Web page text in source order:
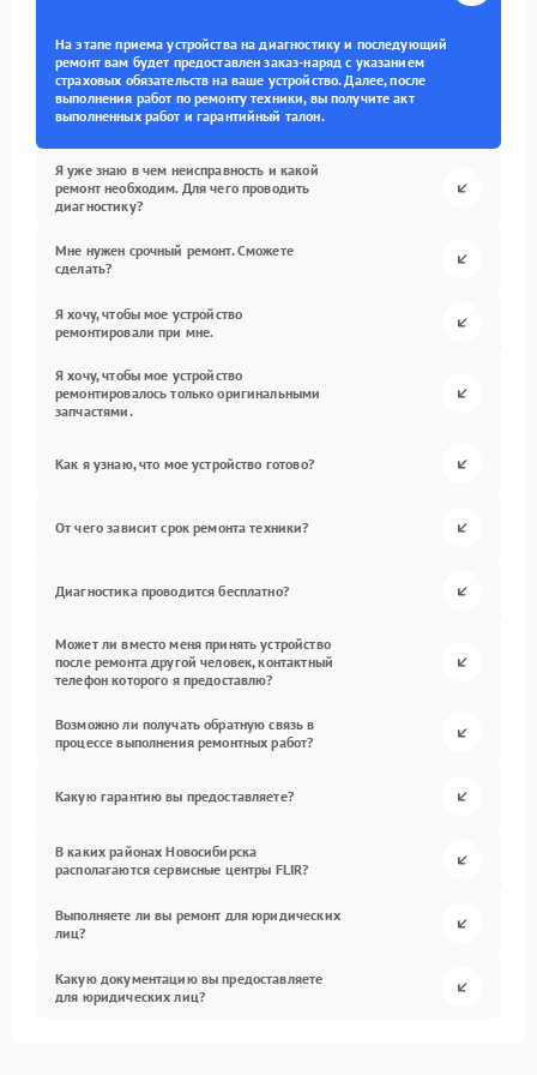
На этапе приема устройства на диагностику и последующий
ремонт вам будет предоставлен заказ-наряд с указанием
страховых обязательств на ваше устройство. Далее, после
выполнения работ по ремонту техники, вы получите акт
выполненных работ и гарантийный талон.
Я уже знаю в чем неисправность и какой
ремонт необходим. Для чего проводить
диагностику?
Мне нужен срочный ремонт. Сможете
сделать?
Я хочу, чтобы мое устройство
ремонтировали при мне.
Я хочу, чтобы мое устройство
ремонтировалось только оригинальными
запчастями.
Как я узнаю, что мое устройство готово?
От чего зависит срок ремонта техники?
Диагностика проводится бесплатно?
Может ли вместо меня принять устройство
после ремонта другой человек, контактный
телефон которого я предоставлю?
Возможно ли получать обратную связь в
процессе выполнения ремонтных работ?
Какую гарантию вы предоставляете?
В каких районах Новосибирска
располагаются сервисные центры FLIR?
Выполняете ли вы ремонт для юридических
лиц?
Какую документацию вы предоставляете
для юридических лиц?